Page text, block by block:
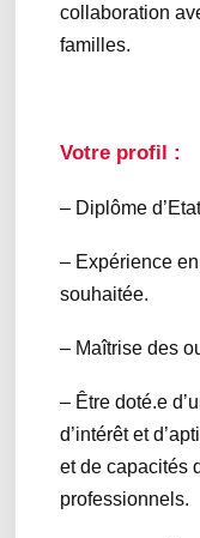
collaboration
familles.
Votre profil :
– Diplôme
– Expérience
souhaitée.
– Maîtrise des
– Être doté.e
d’intérêt et
et de capacités
professionnels.